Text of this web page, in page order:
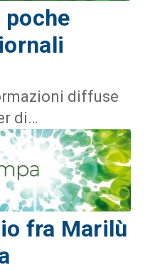
poche
diffuse
di…
fra Marilù